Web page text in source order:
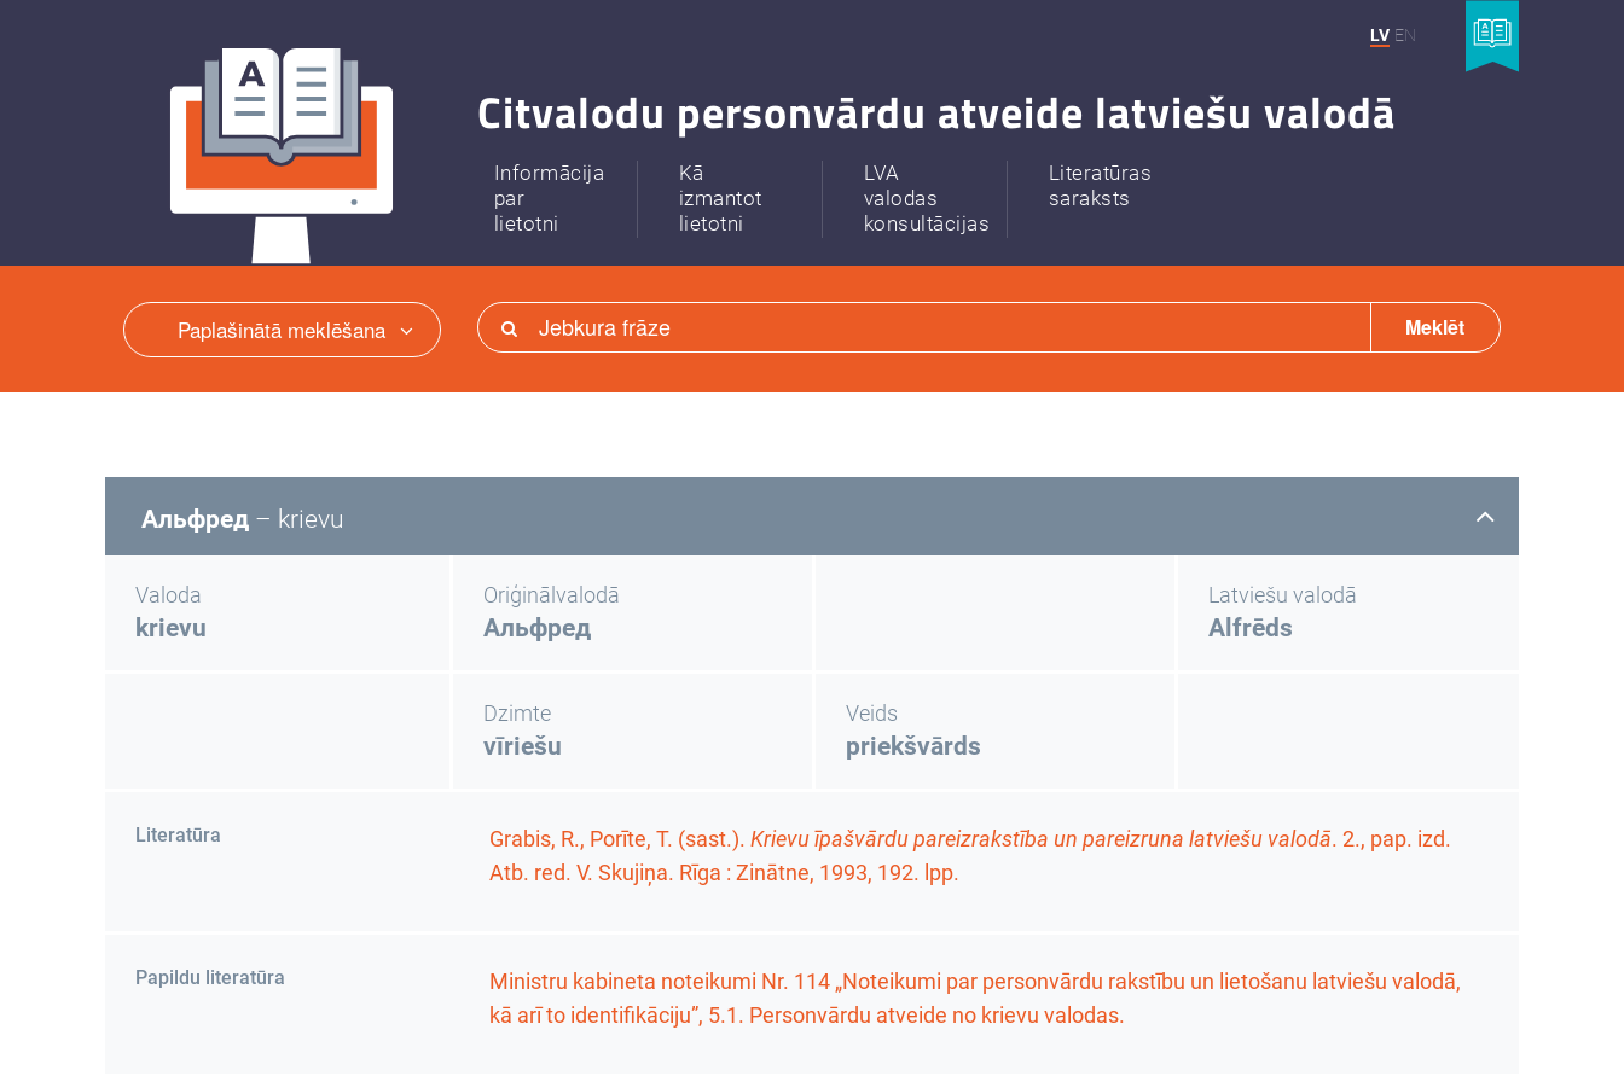
LV EN
Citvalodu personvārdu atveide latviešu valodā
Informācija
par
lietotni
Kā
izmantot
lietotni
LVA
valodas
konsultācijas
Literatūras
saraksts
Paplašinātā meklēšana Meklēt
Альфред – krievu
Valoda
krievu
Oriģinālvalodā
Альфред
Latviešu valodā
Alfrēds
Dzimte
vīriešu
Veids
priekšvārds
Literatūra Grabis, R., Porīte, T. (sast.). Krievu īpašvārdu pareizrakstība un pareizruna latviešu valodā. 2., pap. izd.
Atb. red. V. Skujiņa. Rīga : Zinātne, 1993, 192. lpp.
Papildu literatūra
Ministru kabineta noteikumi Nr. 114 „Noteikumi par personvārdu rakstību un lietošanu latviešu valodā,
kā arī to identifikāciju”, 5.1. Personvārdu atveide no krievu valodas.